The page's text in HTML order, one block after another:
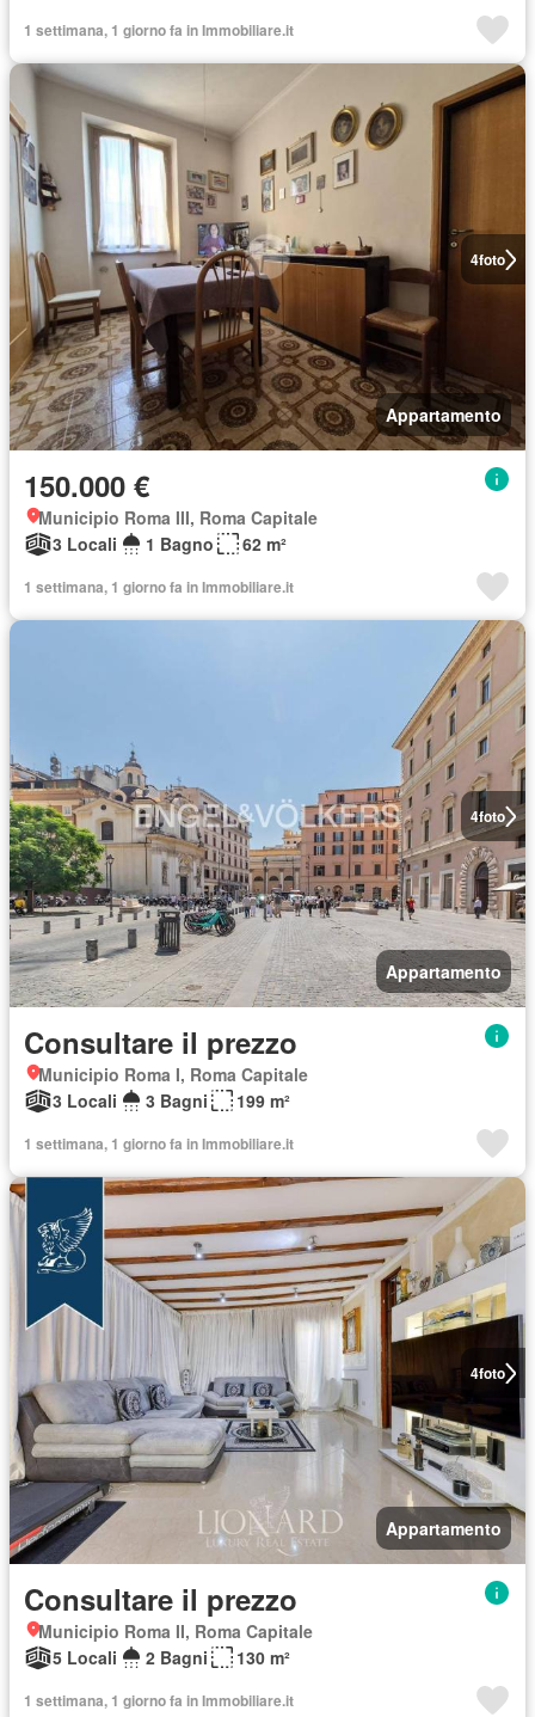
1 settimana, 1 giorno fa in Immobiliare.it
4foto
Appartamento
150.000 €
Municipio Roma III, Roma Capitale
3 Locali
1 Bagno 62 m²
1 settimana, 1 giorno fa in Immobiliare.it
4foto
Appartamento
Consultare il prezzo
Municipio Roma I, Roma Capitale
3 Locali
3 Bagni 199 m²
1 settimana, 1 giorno fa in Immobiliare.it
4foto
Appartamento
Consultare il prezzo
Municipio Roma II, Roma Capitale
5 Locali
2 Bagni 130 m²
1 settimana, 1 giorno fa in Immobiliare.it